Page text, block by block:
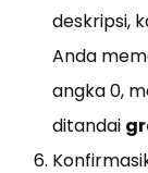
deskripsi,
Anda
angka 0,
ditandai